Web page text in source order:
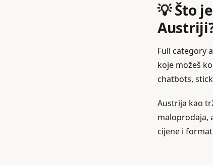
💡 Što
Full category
koje možeš
chatbots,
Austrija kao
maloprodaja,
cijene i